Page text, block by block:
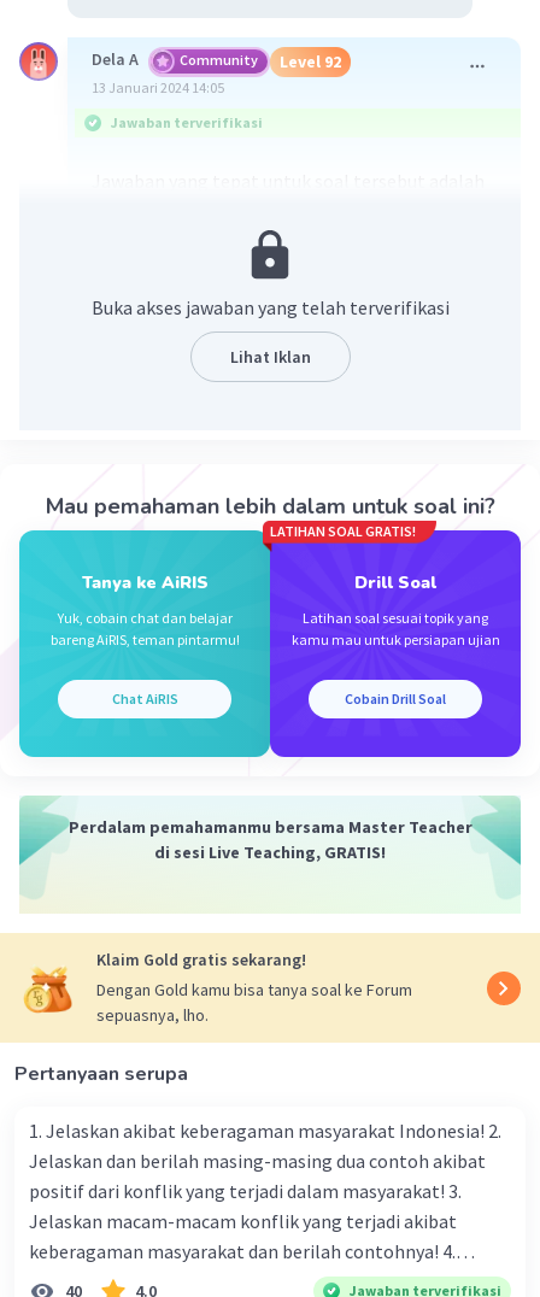
Dela A Community Level 92
13 Januari 2024 14:05
Jawaban terverifikasi
menggantung pada atap gua
Beri Rating
Iklan
Level 94
Stalaktit adalah jenis mineral sekunder yang
menggantung dari langit-langit gua kapur
Beri Rating·0.0
Buka akses jawaban yang telah terverifikasi
Lihat Iklan
Mau pemahaman lebih dalam untuk soal ini?
Tanya ke AiRIS
Yuk, cobain chat dan belajar
bareng AiRIS, teman pintarmu!
Chat AiRIS
LATIHAN SOAL GRATIS!
Drill Soal
Latihan soal sesuai topik yang
kamu mau untuk persiapan ujian
Cobain Drill Soal
Perdalam pemahamanmu bersama Master Teacher
di sesi Live Teaching, GRATIS!
Klaim Gold gratis sekarang!
Dengan Gold kamu bisa tanya soal ke Forum
sepuasnya, lho.
Pertanyaan serupa
1. Jelaskan akibat keberagaman masyarakat Indonesia! 2.
Jelaskan dan berilah masing-masing dua contoh akibat
positif dari konflik yang terjadi dalam masyarakat! 3.
Jelaskan macam-macam konflik yang terjadi akibat
keberagaman masyarakat dan berilah contohnya! 4.
Mengapa dalam masyarakat yang memiliki keberagaman
40 4.0 Jawaban terverifikasi